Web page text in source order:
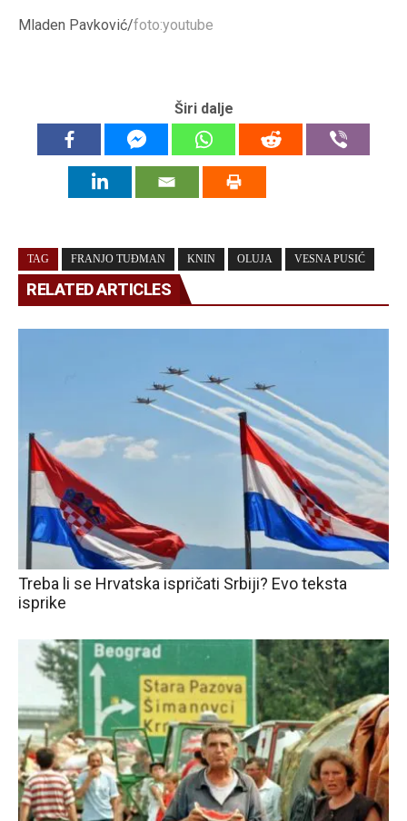
Mladen Pavković/foto:youtube
Širi dalje
TAG FRANJO TUĐMAN KNIN OLUJA VESNA PUSIĆ
RELATED ARTICLES
Treba li se Hrvatska ispričati Srbiji? Evo teksta
isprike